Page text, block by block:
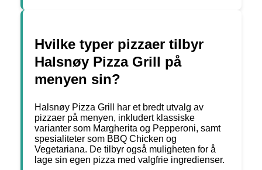
Hvilke typer pizzaer tilbyr
Halsnøy Pizza Grill på
menyen sin?
Halsnøy Pizza Grill har et bredt utvalg av
pizzaer på menyen, inkludert klassiske
varianter som Margherita og Pepperoni, samt
spesialiteter som BBQ Chicken og
Vegetariana. De tilbyr også muligheten for å
lage sin egen pizza med valgfrie ingredienser.